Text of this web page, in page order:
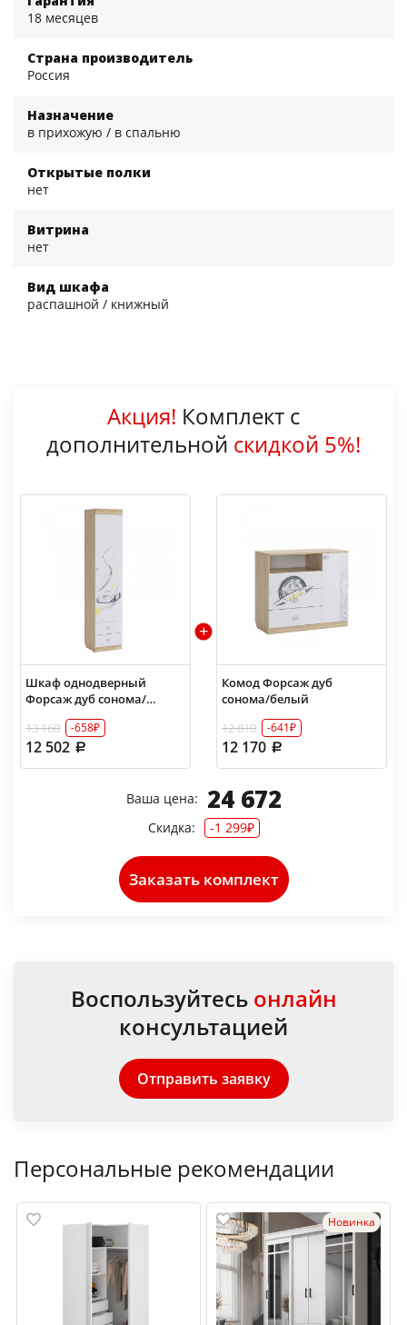
18 месяцев
Страна производитель
Россия
Назначение
в прихожую / в спальню
Открытые полки
нет
Витрина
нет
Вид шкафа
распашной / книжный
Акция! Комплект с
дополнительной скидкой 5%!
Шкаф однодверный
Форсаж дуб сонома/
13 160 -658₽
12 502
Комод Форсаж дуб
сонома/белый
12 810
-641₽
12 170
Ваша цена: 24 672
Скидка: -1 299₽
Заказать комплект
Воспользуйтесь онлайн
консультацией
Отправить заявку
Персональные рекомендации
Новинка